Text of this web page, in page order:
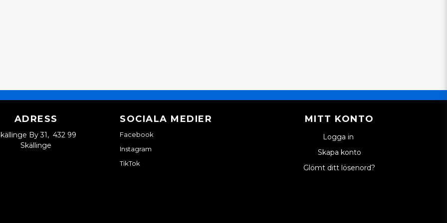
ADRESS
By 31, 432 99
Skällinge
SOCIALA MEDIER
Facebook
Instagram
TikTok
MITT KONTO
Logga in
Skapa konto
Glömt ditt lösenord?